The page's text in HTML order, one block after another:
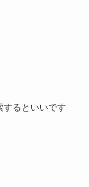
るといいです